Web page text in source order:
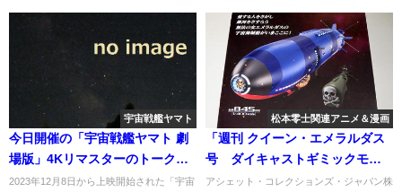
宇宙戦艦ヤマト
今日開催の「宇宙戦艦ヤマト 劇
場版」4Kリマスターのトークイ
ベント記事がアップ
2023年12月8日から上映開始された「宇宙
松本零士関連アニメ＆漫画
「週刊 クイーン・エメラルダス
号 ダイキャストギミックモデ
ルをつくる」第127号
アシェット・コレクションズ・ジャパン株